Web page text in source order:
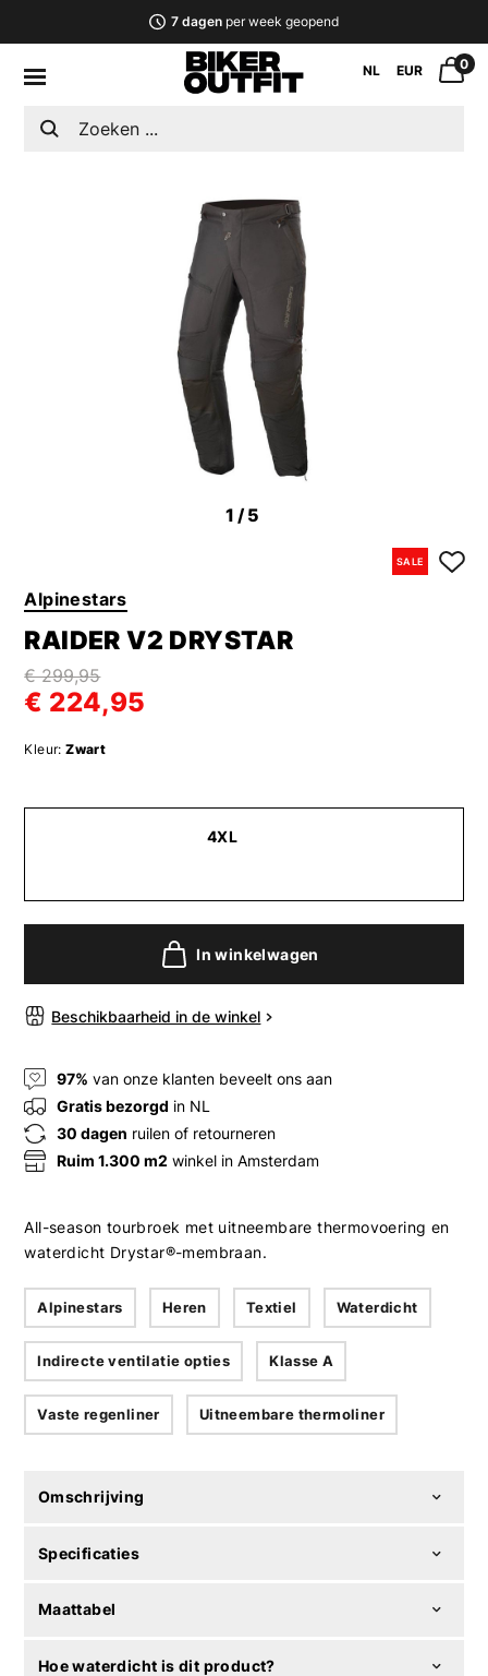
7 dagenper week geopend
NL EUR 0
1 /5
SALE
Alpinestars
RAIDER V2 DRYSTAR
€ 299,95
€ 224,95
Kleur: Zwart
4XL
In winkelwagen
Beschikbaarheid in de winkel
97% van onze klanten beveelt ons aan
Gratis bezorgd in NL
30 dagen ruilen of retourneren
Ruim 1.300 m2 winkel in Amsterdam
All-season tourbroek met uitneembare thermovoering en
waterdicht Drystar®-membraan.
Alpinestars Heren Textiel Waterdicht
Indirecte ventilatie opties Klasse A
Vaste regenliner Uitneembare thermoliner
Omschrijving
Specificaties
Maattabel
Hoe waterdicht is dit product?